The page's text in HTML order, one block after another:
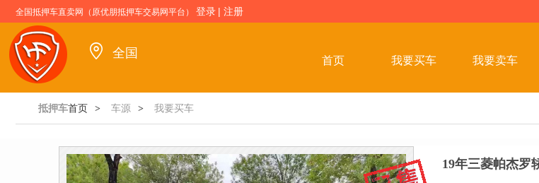
全国抵押车直卖网（原优朋抵押车交易网平台） 登录 | 注册
全国
首页 我要买车 我要卖车
抵押车首页 > 车源 > 我要买车
19年三菱帕杰罗